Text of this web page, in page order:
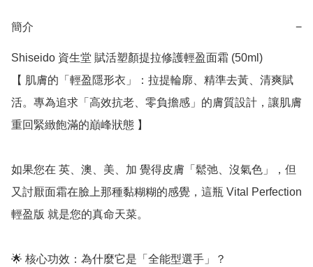
簡介 −
Shiseido 資生堂 賦活塑顏提拉修護輕盈面霜 (50ml)
【 肌膚的「輕盈隱形衣」：拉提輪廓、精準去黃、清爽賦
活。專為追求「高效抗老、零負擔感」的膚質設計，讓肌膚
重回緊緻飽滿的巔峰狀態 】
如果您在 英、澳、美、加 覺得皮膚「鬆弛、沒氣色」，但
又討厭面霜在臉上那種黏糊糊的感覺，這瓶 Vital Perfection
輕盈版 就是您的真命天菜。
🌟 核心功效：為什麼它是「全能型選手」？